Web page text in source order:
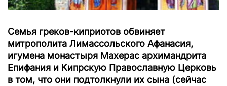
Семья греков-киприотов обвиняет
митрополита Лимассольского Афанасия,
игумена монастыря Махерас архимандрита
Епифания и Кипрскую Православную Церковь
в том, что они подтолкнули их сына (сейчас